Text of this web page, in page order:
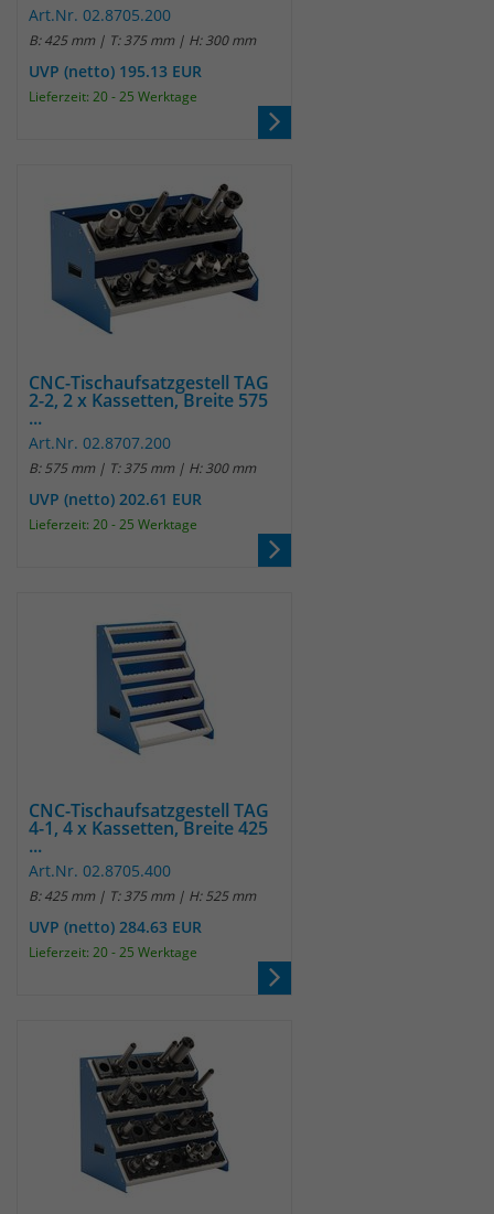
Art.Nr. 02.8705.200
B: 425 mm | T: 375 mm | H: 300 mm
UVP (netto) 195.13 EUR
Lieferzeit: 20 - 25 Werktage
CNC-Tischaufsatzgestell TAG
2-2, 2 x Kassetten, Breite 575
...
Art.Nr. 02.8707.200
B: 575 mm | T: 375 mm | H: 300 mm
UVP (netto) 202.61 EUR
Lieferzeit: 20 - 25 Werktage
CNC-Tischaufsatzgestell TAG
4-1, 4 x Kassetten, Breite 425
...
Art.Nr. 02.8705.400
B: 425 mm | T: 375 mm | H: 525 mm
UVP (netto) 284.63 EUR
Lieferzeit: 20 - 25 Werktage
Laufzeit 30 Minuten
Das Cookie wird genutzt um temporär
Session Daten zu speichern
_pk_hsr
Anbieter Matomo
Laufzeit 30 Minuten
Name _pk_testcookie
Anbieter Matomo
wenige Sekunden
überprüfen ob der Browser erlaubt
Cookies zu setzen. Es wird direkt nach
demTest wieder gelöscht.